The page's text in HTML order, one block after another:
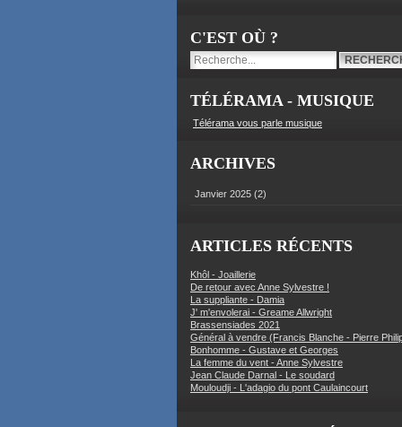
C'EST OÙ ?
TÉLÉRAMA - MUSIQUE
Télérama vous parle musique
ARCHIVES
Janvier 2025 (2)
ARTICLES RÉCENTS
Khôl - Joaillerie
De retour avec Anne Sylvestre !
La suppliante - Damia
J' m'envolerai - Greame Allwright
Brassensiades 2021
Général à vendre (Francis Blanche - Pierre
Bonhomme - Gustave et Georges
La femme du vent - Anne Sylvestre
Jean Claude Darnal - Le soudard
Mouloudji - L'adagio du pont Caulaincourt